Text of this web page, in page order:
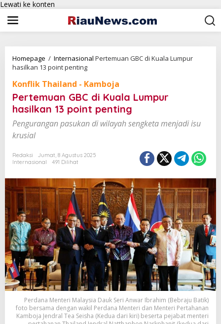
Lewati ke konten
Homepage / Internasional Pertemuan GBC di Kuala Lumpur
hasilkan 13 point penting
Konflik Thailand - Kamboja
Pertemuan GBC di Kuala Lumpur
hasilkan 13 point penting
Pengurangan pasukan di wilayah sengketa menjadi isu
krusial
Redaksi
Jumat, 8 Agustus 2025
Internasional
491 Dilihat
Perdana Menteri Malaysia Dauk Seri Anwar Ibrahim (Bebraju Batik)
foto bersama dengan wakil Perdana Menteri dan Menteri Pertahanan
Kamboja Jendral Tea Seisha (Kedua dari kiri) beserta pejabat menteri